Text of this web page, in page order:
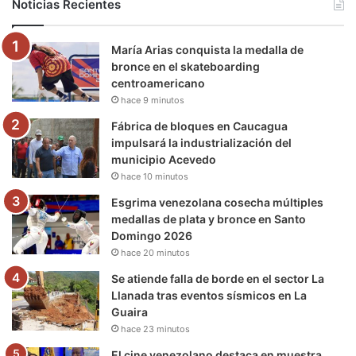
o
o
k
e
r
b
e
g
r
a
m
r
a
k
Noticias Recientes
María Arias conquista la medalla de
bronce en el skateboarding
centroamericano
hace 9 minutos
Fábrica de bloques en Caucagua
impulsará la industrialización del
municipio Acevedo
hace 10 minutos
Esgrima venezolana cosecha múltiples
medallas de plata y bronce en Santo
Domingo 2026
hace 20 minutos
Se atiende falla de borde en el sector La
Llanada tras eventos sísmicos en La
Guaira
hace 23 minutos